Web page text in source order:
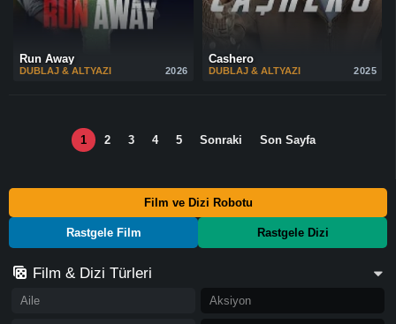
Run Away
2026
DUBLAJ & ALTYAZI
Cashero
2025
DUBLAJ & ALTYAZI
1 2 3 4 5 Sonraki Son Sayfa
Film ve Dizi Robotu
Rastgele Film Rastgele Dizi
Film & Dizi Türleri
Aile Aksiyon